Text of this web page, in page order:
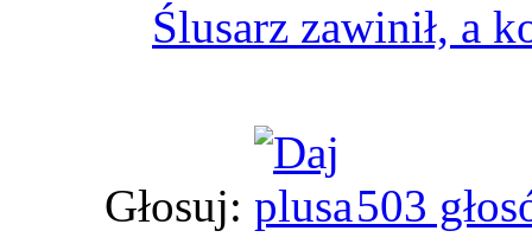
Ślusarz zawinił, a
Głosuj: 503